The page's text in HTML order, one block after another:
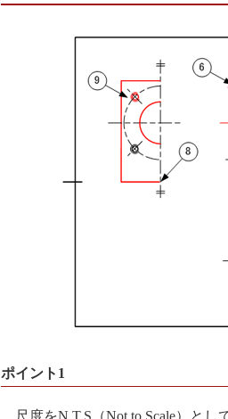
ポイント1
尺度をN.T.S（Not to Scale）と